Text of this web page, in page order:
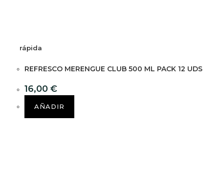
rápida
REFRESCO MERENGUE CLUB 500 ML PACK 12 UDS
16,00 €
AÑADIR